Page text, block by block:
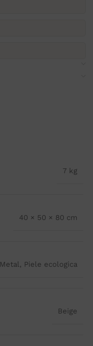
7 kg
40 × 50 × 80 cm
Metal, Piele ecologica
Beige